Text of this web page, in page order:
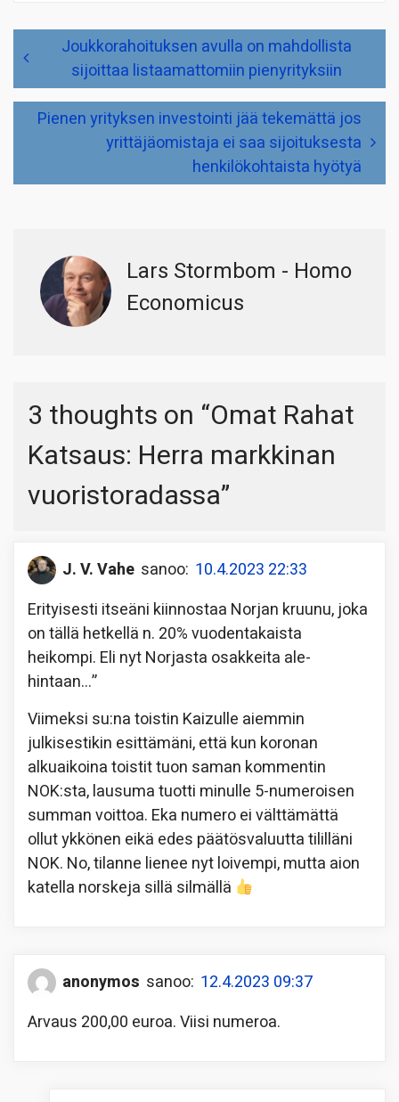
Artikkelien
selaus
Joukkorahoituksen avulla on mahdollista
sijoittaa listaamattomiin pienyrityksiin
Pienen yrityksen investointi jää tekemättä jos
yrittäjäomistaja ei saa sijoituksesta
henkilökohtaista hyötyä
Lars Stormbom - Homo
Economicus
3 thoughts on “Omat Rahat
Katsaus: Herra markkinan
vuoristoradassa”
J. V. Vahe sanoo: 10.4.2023 22:33
Erityisesti itseäni kiinnostaa Norjan kruunu, joka
on tällä hetkellä n. 20% vuodentakaista
heikompi. Eli nyt Norjasta osakkeita ale-
hintaan…”
Viimeksi su:na toistin Kaizulle aiemmin
julkisestikin esittämäni, että kun koronan
alkuaikoina toistit tuon saman kommentin
NOK:sta, lausuma tuotti minulle 5-numeroisen
summan voittoa. Eka numero ei välttämättä
ollut ykkönen eikä edes päätösvaluutta tililläni
NOK. No, tilanne lienee nyt loivempi, mutta aion
katella norskeja sillä silmällä
anonymos sanoo: 12.4.2023 09:37
Arvaus 200,00 euroa. Viisi numeroa.